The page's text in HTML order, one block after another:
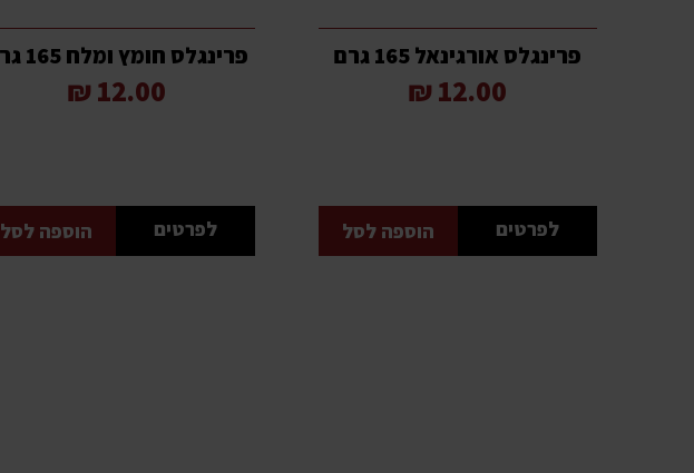
פרינגלס אורגינאל 165 גרם
12.00 ₪
לפרטים הוספה לסל
פרינגלס חומץ ומלח 165 גרם
12.00 ₪
לפרטים הוספה לסל